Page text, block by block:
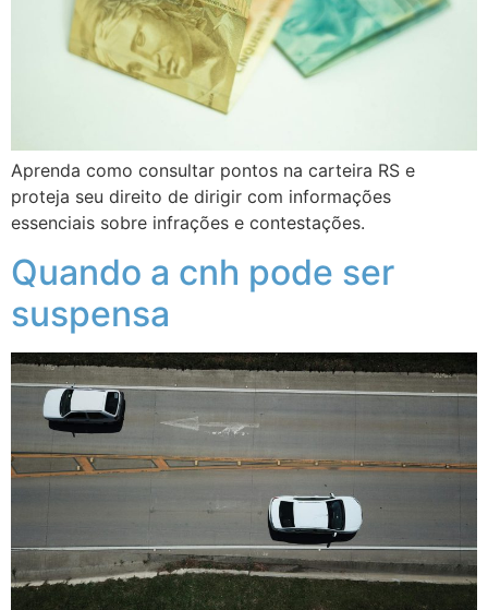
Aprenda como consultar pontos na carteira RS e
proteja seu direito de dirigir com informações
essenciais sobre infrações e contestações.
Quando a cnh pode ser
suspensa